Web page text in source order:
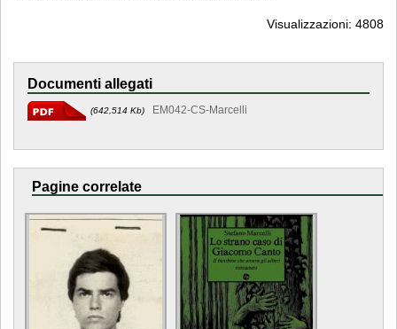
Visualizzazioni: 4808
Documenti allegati
(642,514 Kb) EM042-CS-Marcelli
Pagine correlate